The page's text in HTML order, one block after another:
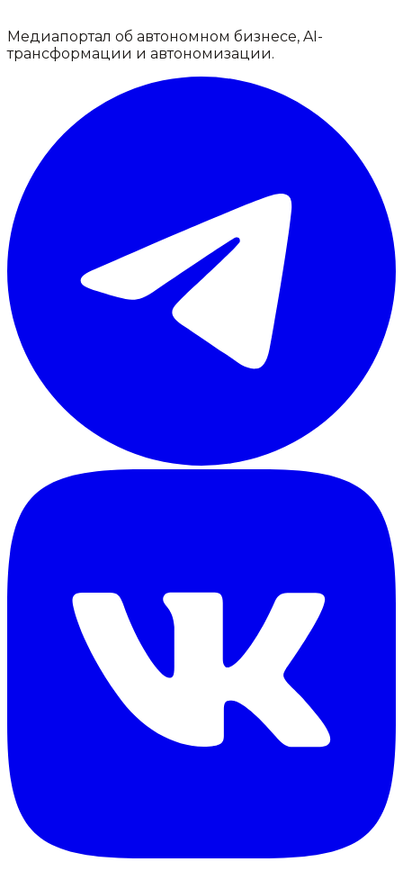
Медиапортал об автономном бизнесе, AI-
трансформации и автономизации.